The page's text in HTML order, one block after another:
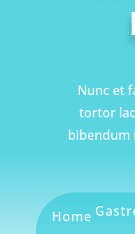
Nunc et
tortor
bibendum
Home